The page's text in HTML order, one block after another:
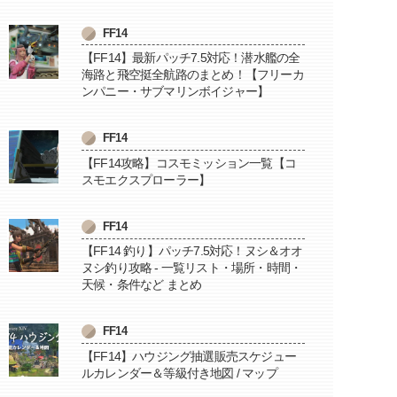
FF14
【FF14】最新パッチ7.5対応！潜水艦の全
海路と飛空挺全航路のまとめ！【フリーカ
ンパニー・サブマリンボイジャー】
FF14
【FF14攻略】コスモミッション一覧【コ
スモエクスプローラー】
FF14
【FF14 釣り】パッチ7.5対応！ヌシ＆オオ
ヌシ釣り攻略 - 一覧リスト・場所・時間・
天候・条件など まとめ
FF14
【FF14】ハウジング抽選販売スケジュー
ルカレンダー＆等級付き地図 / マップ